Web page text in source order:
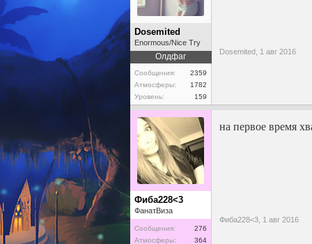
Dosemited
Enormous/Nice Try
Олдфаг
Сообщения:
2359
Атмосферы:
1782
Уровень:
159
Dosemited, 1 авг 2016
Фиба228<3
ФанатВиза
Сообщения:
276
Атмосферы:
364
на первое время
Фиба228<3, 1 авг 2016